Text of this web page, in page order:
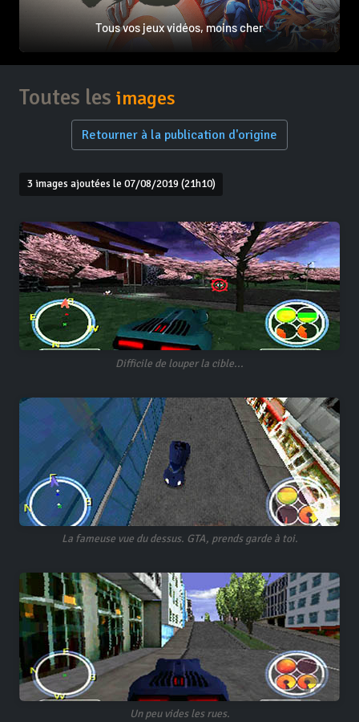
Tous vos jeux vidéos, moins cher
Toutes les images
Retourner à la publication d'origine
3 images ajoutées le 07/08/2019 (21h10)
Difficile de louper la cible...
La fameuse vue du dessus. GTA, prends garde à toi.
Un peu vides les rues.